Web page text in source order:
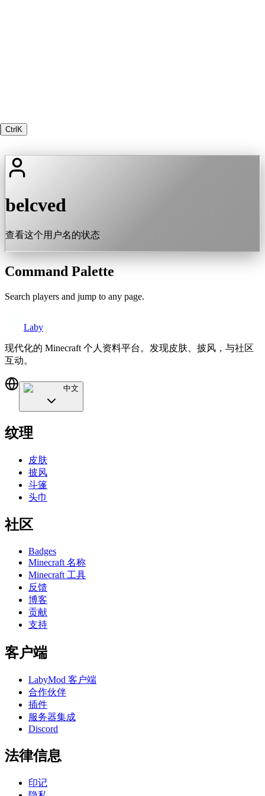
Ctrl K
belcved
查看这个用户名的状态
Command Palette
Search players and jump to any page.
Laby
现代化的 Minecraft 个人资料平台。发现皮肤、披风，与社区
互动。
中文
纹理
皮肤
披风
斗篷
头巾
社区
Badges
Minecraft 名称
Minecraft 工具
反馈
博客
贡献
支持
客户端
LabyMod 客户端
合作伙伴
插件
服务器集成
Discord
法律信息
印记